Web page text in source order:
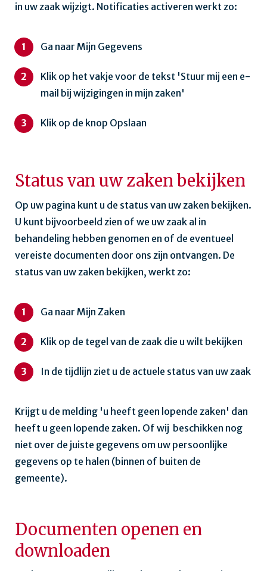
in uw zaak wijzigt. Notificaties activeren werkt zo:
Ga naar Mijn Gegevens
Klik op het vakje voor de tekst 'Stuur mij een e-
mail bij wijzigingen in mijn zaken'
Klik op de knop Opslaan
Status van uw zaken bekijken
Op uw pagina kunt u de status van uw zaken bekijken.
U kunt bijvoorbeeld zien of we uw zaak al in
behandeling hebben genomen en of de eventueel
vereiste documenten door ons zijn ontvangen. De
status van uw zaken bekijken, werkt zo:
Ga naar Mijn Zaken
Klik op de tegel van de zaak die u wilt bekijken
In de tijdlijn ziet u de actuele status van uw zaak
Krijgt u de melding 'u heeft geen lopende zaken' dan
heeft u geen lopende zaken. Of wij beschikken nog
niet over de juiste gegevens om uw persoonlijke
gegevens op te halen (binnen of buiten de
gemeente).
Documenten openen en
downloaden